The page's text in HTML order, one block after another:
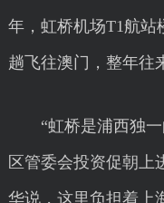
年，虹桥机场T1航站
趟飞往澳门，整年往
“虹桥是浦西独一
区管委会投资促朝上
华说，这里负担着上